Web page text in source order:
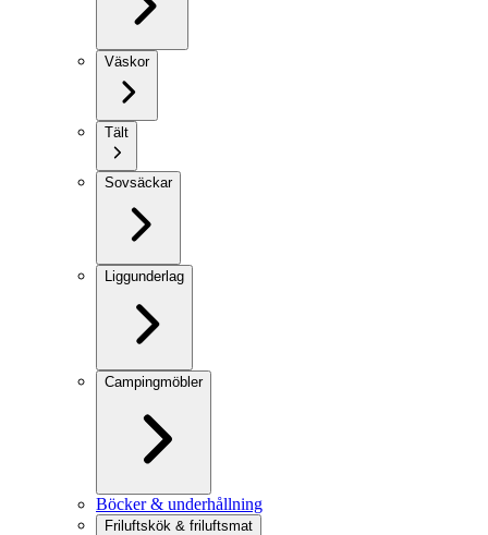
Väskor
Tält
Sovsäckar
Liggunderlag
Campingmöbler
Böcker & underhållning
Friluftskök & friluftsmat